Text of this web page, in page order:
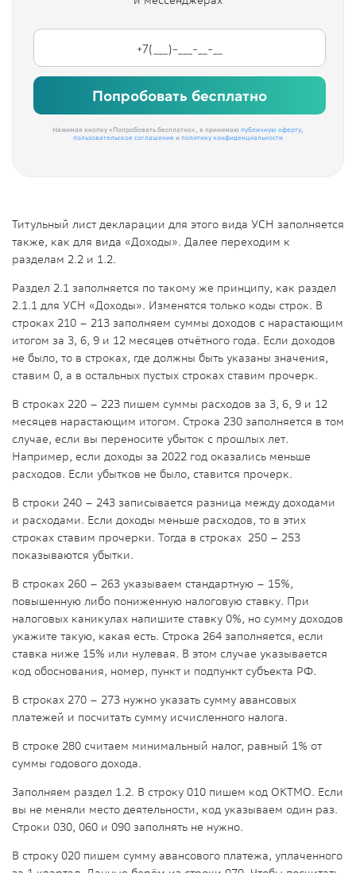
Попробовать бесплатно
Нажимая кнопку «Попробовать бесплатно», я принимаю публичную оферту,
пользовательское соглашение и политику конфиденциальности
Титульный лист декларации для этого вида УСН заполняется
также, как для вида «Доходы». Далее переходим к
разделам 2.2 и 1.2.
Раздел 2.1 заполняется по такому же принципу, как раздел
2.1.1 для УСН «Доходы». Изменятся только коды строк. В
строках 210 – 213 заполняем суммы доходов с нарастающим
итогом за 3, 6, 9 и 12 месяцев отчётного года. Если доходов
не было, то в строках, где должны быть указаны значения,
ставим 0, а в остальных пустых строках ставим прочерк.
В строках 220 – 223 пишем суммы расходов за 3, 6, 9 и 12
месяцев нарастающим итогом. Строка 230 заполняется в том
случае, если вы переносите убыток с прошлых лет.
Например, если доходы за 2022 год оказались меньше
расходов. Если убытков не было, ставится прочерк.
В строки 240 – 243 записывается разница между доходами
и расходами. Если доходы меньше расходов, то в этих
строках ставим прочерки. Тогда в строках 250 – 253
показываются убытки.
В строках 260 – 263 указываем стандартную – 15%,
повышенную либо пониженную налоговую ставку. При
налоговых каникулах напишите ставку 0%, но сумму доходов
укажите такую, какая есть. Строка 264 заполняется, если
ставка ниже 15% или нулевая. В этом случае указывается
код обоснования, номер, пункт и подпункт субъекта РФ.
В строках 270 – 273 нужно указать сумму авансовых
платежей и посчитать сумму исчисленного налога.
В строке 280 считаем минимальный налог, равный 1% от
суммы годового дохода.
Заполняем раздел 1.2. В строку 010 пишем код ОКТМО. Если
вы не меняли место деятельности, код указываем один раз.
Строки 030, 060 и 090 заполнять не нужно.
В строку 020 пишем сумму авансового платежа, уплаченного